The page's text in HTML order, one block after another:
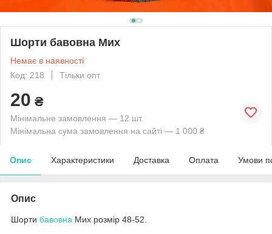
Шорти бавовна Мих
Немає в наявності
Код: 218
Тільки опт
20 ₴
Мінімальне замовлення — 12 шт.
Мінімальна сума замовлення на сайті — 1 000 ₴
Опис Характеристики Доставка Оплата Умови
Опис
Шорти бавовна Мих розмір 48-52.